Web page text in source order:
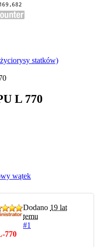
statków)
L 770
wątek
Dodano 19 lat
temu
#1
770